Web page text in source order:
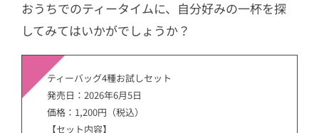
おうちでのティータイムに、自分好みの一杯を探
してみてはいかがでしょうか？
ティーバッグ4種お試しセット
発売日：2026年6月5日
価格：1,200円（税込）
【セット内容】